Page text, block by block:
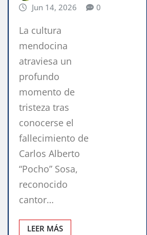
Jun 14, 2026
0
La cultura
mendocina
atraviesa un
profundo
momento de
tristeza tras
conocerse el
fallecimiento de
Carlos Alberto
“Pocho” Sosa,
reconocido
cantor…
LEER MÁS